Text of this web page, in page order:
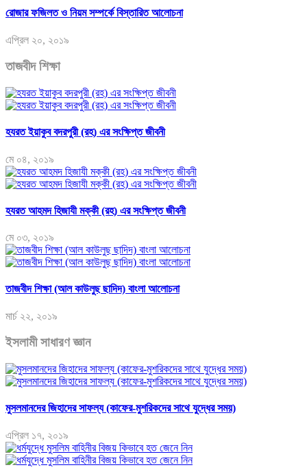
রোজার ফজিলত ও নিয়ম সম্পর্কে বিস্তারিত আলোচনা
এপ্রিল ২০, ২০১৯
তাজবীদ শিক্ষা
হযরত ইয়াকুব বদরপুরী (রহ) এর সংক্ষিপ্ত জীবনী
মে ০৪, ২০১৯
হযরত আহমদ হিজাযী মক্কী (রহ) এর সংক্ষিপ্ত জীবনী
মে ০৩, ২০১৯
তাজবীদ শিক্ষা (আল কাউলুছ ছাদিদ) বাংলা আলোচনা
মার্চ ২২, ২০১৯
ইসলামী সাধারণ জ্ঞান
মুসলমানদের জিহাদের সাফল্য (কাফের-মুশরিকদের সাথে যুদ্ধের সময়)
এপ্রিল ১৭, ২০১৯